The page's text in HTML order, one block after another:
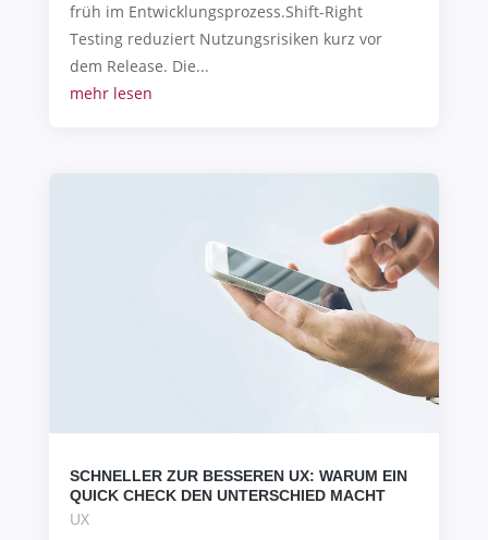
früh im Entwicklungsprozess.Shift-Right
Testing reduziert Nutzungsrisiken kurz vor
dem Release. Die...
mehr lesen
SCHNELLER ZUR BESSEREN UX: WARUM EIN
QUICK CHECK DEN UNTERSCHIED MACHT
UX